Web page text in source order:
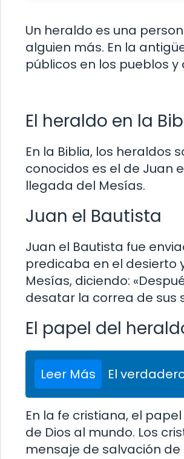
Un heraldo es una
alguien más. En la
públicos en los pueblos y
El heraldo en la
En la Biblia, los heraldos
conocidos es el de Juan
llegada del Mesías.
Juan el Bautista
Juan el Bautista fue
predicaba en el desierto
Mesías, diciendo:
desatar la correa de sus
El papel del
Leer Más El
En la fe cristiana, el
de Dios al mundo. Los
mensaje de salvación de